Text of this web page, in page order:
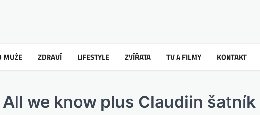
MUŽE ZDRAVÍ LIFESTYLE ZVÍŘATA TV A FILMY KONTAKT
we know plus Claudiin šatník